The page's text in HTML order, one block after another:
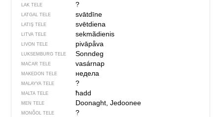
LAK TELE ?
LATGAL TELE svātdīne
LATIŞ TELE svētdiena
LITVA TELE sekmãdienis
LIVON TELE pivāpǟva
LUKSEMBURG TELE Sonndeg
MACAR TELE vasárnap
MAKEDON TELE недела
MALAYYA TELE ?
MALTA TELE ħadd
MEN TELE Doonaght, Jedoonee
MONĞOL TELE ?